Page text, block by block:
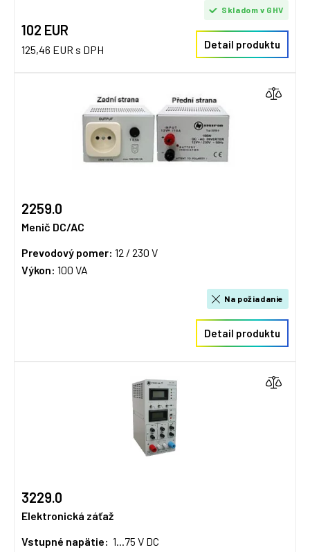
102 EUR
125,46 EUR s DPH
Skladom v GHV
Detail produktu
2259.0
Menič DC/AC
Prevodový pomer: 12 / 230 V
Výkon: 100 VA
Na požiadanie
Detail produktu
3229.0
Elektronická záťaž
Vstupné napätie: 1...75 V DC